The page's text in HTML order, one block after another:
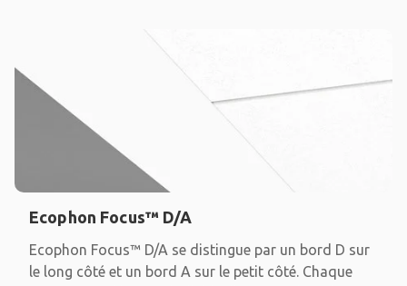
Ecophon Focus™ D/A
Ecophon Focus™ D/A se distingue par un bord D sur
le long côté et un bord A sur le petit côté. Chaque